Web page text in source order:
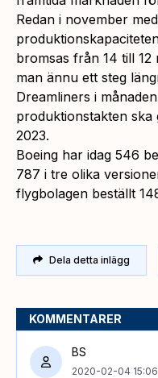
Redan i november
bromsas från 14 till 12
man ännu ett steg
Dreamliners i
produktionstakten ska
2023.
Boeing har idag 546
787 i tre olika
flygbolagen beställt
Dela detta inlägg
KOMMENTARER
BS
2020-02-04 15:06